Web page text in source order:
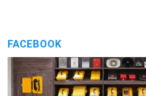
FACEBOOK